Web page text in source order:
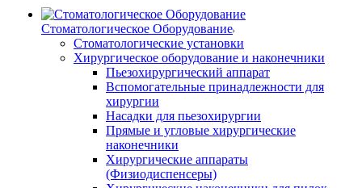
Стоматологическое Оборудование
Стоматологические установки
Хирургическое оборудование и наконечники
Пьезохирургический аппарат
Вспомогательные принадлежности для
хирургии
Насадки для пьезохирургии
Прямые и угловые хирургические
наконечники
Хирургические аппараты
(Физиодиспенсеры)